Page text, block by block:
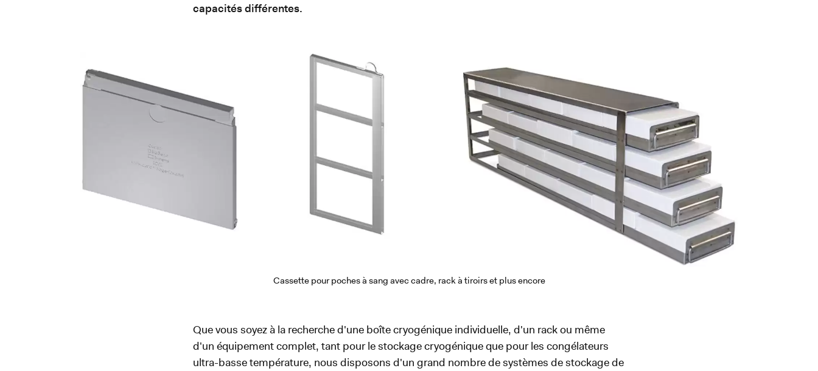
capacités différentes.
Cassette pour poches à sang avec cadre, rack à tiroirs et plus encore
Que vous soyez à la recherche d'une boîte cryogénique individuelle, d'un rack ou même
d'un équipement complet, tant pour le stockage cryogénique que pour les congélateurs
ultra-basse température, nous disposons d'un grand nombre de systèmes de stockage de